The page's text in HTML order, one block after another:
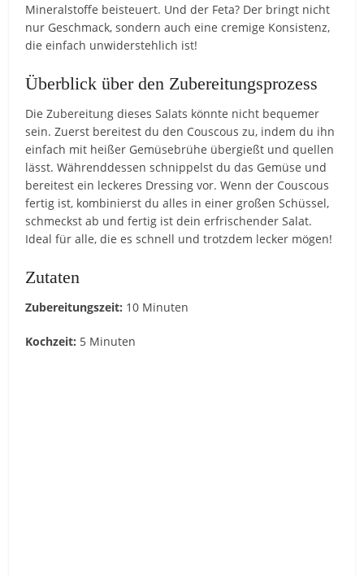
Mineralstoffe beisteuert. Und der Feta? Der bringt nicht
nur Geschmack, sondern auch eine cremige Konsistenz,
die einfach unwiderstehlich ist!
Überblick über den Zubereitungsprozess
Die Zubereitung dieses Salats könnte nicht bequemer
sein. Zuerst bereitest du den Couscous zu, indem du ihn
einfach mit heißer Gemüsebrühe übergießt und quellen
lässt. Währenddessen schnippelst du das Gemüse und
bereitest ein leckeres Dressing vor. Wenn der Couscous
fertig ist, kombinierst du alles in einer großen Schüssel,
schmeckst ab und fertig ist dein erfrischender Salat.
Ideal für alle, die es schnell und trotzdem lecker mögen!
Zutaten
Zubereitungszeit: 10 Minuten
Kochzeit: 5 Minuten